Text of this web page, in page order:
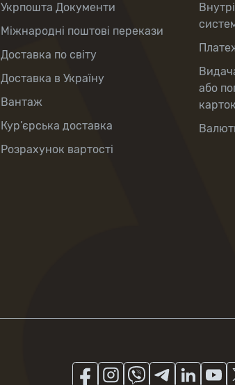
Укрпошта Документи
Міжнародні поштові перекази
Доставка по світу
Доставка в Україну
Вантаж
Кур’єрська доставка
Розрахунок вартості
або